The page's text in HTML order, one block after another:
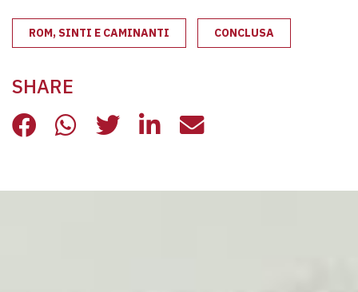
ROM, SINTI E CAMINANTI CONCLUSA
SHARE
ROMA CIVIL MONITOR
ROMA CIVIL MONITOR
ROMA CIVIL MONITOR
ROMA CIVIL MONITOR
ROMA CIVIL